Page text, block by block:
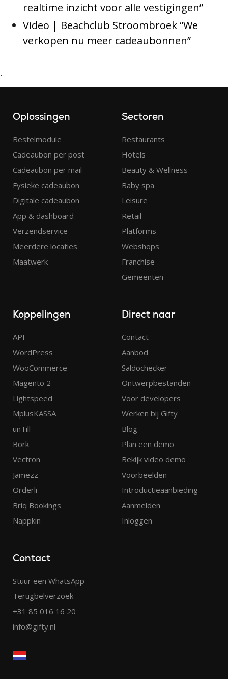
realtime inzicht voor alle vestigingen”
Video | Beachclub Stroombroek “We
verkopen nu meer cadeaubonnen”
`
Oplossingen
Bestelmodule
Cadeaubon per post
Cadeaubon per mail
Fysieke cadeaubon
Digitale cadeaubon
App & dashboard
Verzendservice
Meerdere locaties
Maatwerk
Sectoren
Restaurants
Hotels
Beauty & Wellness
Baby spa
Leisure
Retail
Platforms
Webshops
Franchise
Gemeenten
Koppelingen
API
WordPress
WooCommerce
Magento 2
Lightspeed
MplusKASSA
unTill
Bork
Vectron
Jamezz
Orderli
Briq Bookings
Nappkin
Direct naar
Contact
Aanbod
Saldochecker
Ontwerpbestanden
Voor developers
Werken bij Gifty
Blog
Plan een demo
Bekijk video demo
Voorbeelden
Introductieaanbieding
Aanmelden
Inloggen
Contact
Stuur een WhatsApp
Terugbelverzoek
+31 85 016 16 20
info@gifty.nl